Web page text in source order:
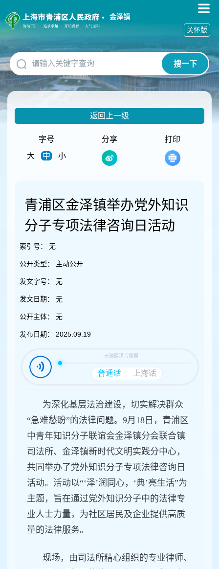
障
碍
作
说
明
跳
到
网
金泽镇
搜一下
关怀版
返回上一级
字号
大
中 小
分享 打印
青浦区金泽镇举办党外知识
分子专项法律咨询日活动
索引号： 无
公开类型： 主动公开
发文字号： 无
发文日期： 无
公开主体： 无
发布日期： 2025.09.19
为深化基层法治建设，切实解决群众
“急难愁盼”的法律问题。9月18日，青浦区
中青年知识分子联谊会金泽镇分会联合镇
司法所、金泽镇新时代文明实践分中心，
共同举办了党外知识分子专项法律咨询日
活动。活动以“‘泽’润同心，‘典’亮生活”为
主题，旨在通过党外知识分子中的法律专
业人士力量，为社区居民及企业提供高质
量的法律服务。
现场，由司法所精心组织的专业律师、